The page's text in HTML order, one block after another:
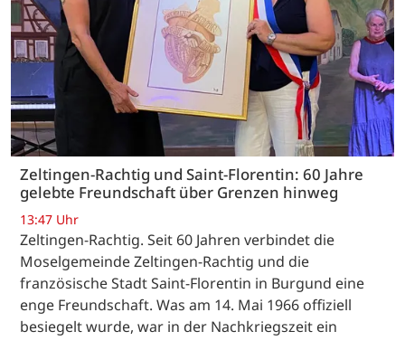
Zeltingen-Rachtig und Saint-Florentin: 60 Jahre
gelebte Freundschaft über Grenzen hinweg
13:47 Uhr
Zeltingen-Rachtig. Seit 60 Jahren verbindet die
Moselgemeinde Zeltingen-Rachtig und die
französische Stadt Saint-Florentin in Burgund eine
enge Freundschaft. Was am 14. Mai 1966 offiziell
besiegelt wurde, war in der Nachkriegszeit ein